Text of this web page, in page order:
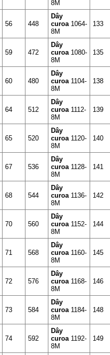
8M
56 448
Dây
curoa 1064-
8M
133
59 472
Dây
curoa 1080-
8M
135
60 480
Dây
curoa 1104-
8M
138
64 512
Dây
curoa 1112-
8M
139
65 520
Dây
curoa 1120-
8M
140
67 536
Dây
curoa 1128-
8M
141
68 544
Dây
curoa 1136-
8M
142
70 560
Dây
curoa 1152-
8M
144
71 568
Dây
curoa 1160-
8M
145
72 576
Dây
curoa 1168-
8M
146
73 584
Dây
curoa 1184-
8M
148
74 592
Dây
curoa 1192-
8M
149